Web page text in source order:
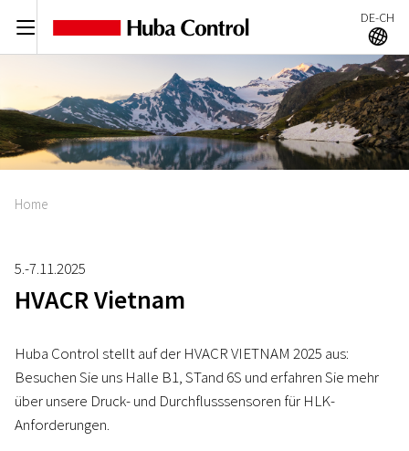
C DE-CH
A
Home
5.-7.11.2025
HVACR Vietnam
Huba Control stellt auf der HVACR VIETNAM 2025 aus:
Besuchen Sie uns Halle B1, STand 6S und erfahren Sie mehr
über unsere Druck- und Durchflusssensoren für HLK-
Anforderungen.